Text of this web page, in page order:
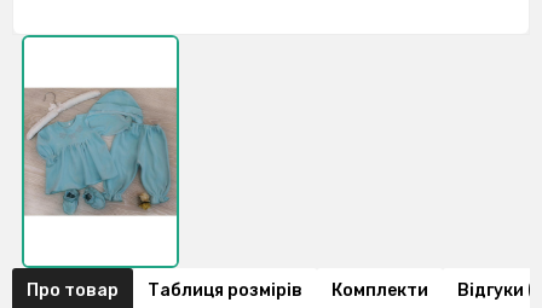
Про товар Таблиця розмірів Комплекти Відгуки